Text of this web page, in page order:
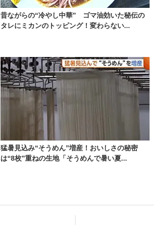
昔ながらの“冷やし中華” ゴマ油効いた秘伝の
タレにミカンのトッピング！変わらない...
猛暑見込み“そうめん”増産！おいしさの秘密
は“8枚”重ねの生地「そうめんで暑い夏...